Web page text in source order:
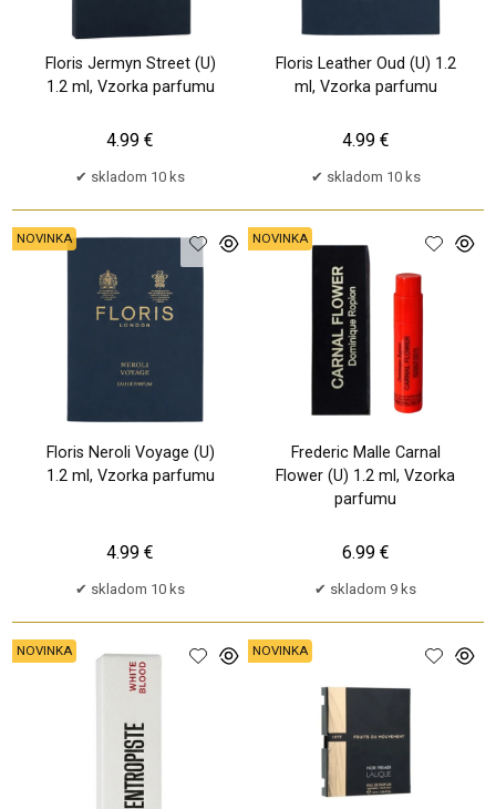
Floris Jermyn Street (U)
1.2 ml, Vzorka parfumu
skladom 10 ks
4.99 €
Floris Leather Oud (U) 1.2
ml, Vzorka parfumu
skladom 10 ks
4.99 €
Floris Neroli Voyage (U)
1.2 ml, Vzorka parfumu
NOVINKA
skladom 10 ks
4.99 €
Frederic Malle Carnal
Flower (U) 1.2 ml, Vzorka
parfumu
NOVINKA
skladom 9 ks
6.99 €
NOVINKA NOVINKA